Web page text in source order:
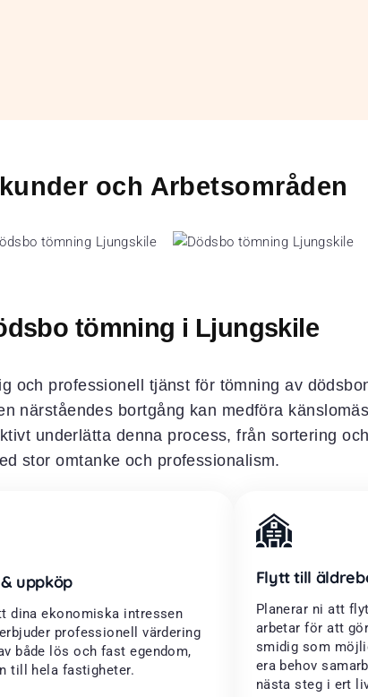
och Arbetsområden
tömning i Ljungskile
och professionell tjänst för tömning av
närståendes bortgång kan medföra
underlätta denna process, från sortering
stor omtanke och professionalism.
uppköp
dina ekonomiska intressen
professionell värdering
både lös och fast egendom,
till hela fastigheter.
Flytt till
Planerar ni att
arbetar för att
smidig som
era behov
nästa steg i ert